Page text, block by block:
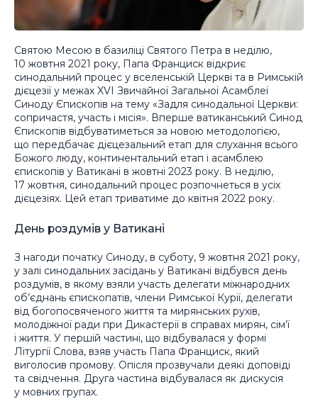
Святою Месою в базиліці Святого Петра в неділю,
10 жовтня 2021 року, Папа Франциск відкриє
синодальний процес у вселенській Церкві та в Римській
дієцезії у межах XVI Звичайної Загальної Асамблеї
Синоду Єпископів на тему «Задля синодальної Церкви:
сопричастя, участь і місія». Вперше ватиканський Синод
Єпископів відбуватиметься за новою методологією,
що передбачає дієцезальний етап для слухання всього
Божого люду, континентальний етап і асамблею
єпископів у Ватикані в жовтні 2023 року. В неділю,
17 жовтня, синодальний процес розпочнеться в усіх
дієцезіях. Цей етап триватиме до квітня 2022 року.
День роздумів у Ватикані
З нагоди початку Синоду, в суботу, 9 жовтня 2021 року,
у залі синодальних засідань у Ватикані відбувся день
роздумів, в якому взяли участь делегати міжнародних
об’єднань єпископатів, члени Римської Курії, делегати
від богопосвяченого життя та мирянських рухів,
молодіжної ради при Дикастерії в справах мирян, сім’ї
і життя. У першій частині, що відбувалася у формі
Літургії Слова, взяв участь Папа Франциск, який
виголосив промову. Опісля прозвучали деякі доповіді
та свідчення. Друга частина відбувалася як дискусія
у мовних групах.